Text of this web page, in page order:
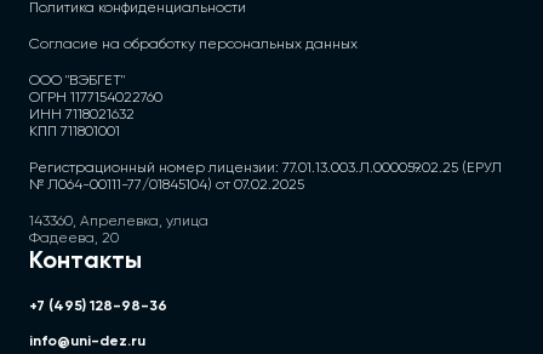
Политика конфиденциальности
Согласие на обработку персональных данных
ООО "ВЭБГЕТ"
ОГРН 1177154022760
ИНН 7118021632
КПП 711801001
Регистрационный номер лицензии: 77.01.13.003.Л.000059.02.25 (ЕРУЛ
№ Л064-00111-77/01845104) от 07.02.2025
143360, Апрелевка, улица
Фадеева, 20
Контакты
+7 (495) 128-98-36
info@uni-dez.ru